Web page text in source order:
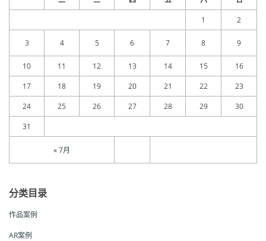
« 7月
1 2
3 4 5 6 7 8 9
10 11 12 13 14 15
16
17
18 19 20 21 22
23
24
25 26 27 28 29
30
31
分类目录
作品案例
AR案例